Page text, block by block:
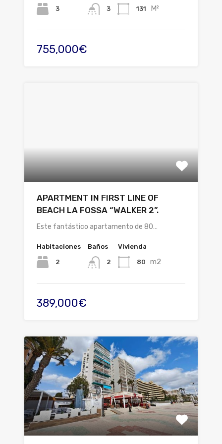
3 3 131 M²
755,000€
APARTMENT IN FIRST LINE OF
BEACH LA FOSSA “WALKER 2”.
Este fantástico apartamento de 80…
Habitaciones
2
Baños
2
Vivienda
80 m2
389,000€